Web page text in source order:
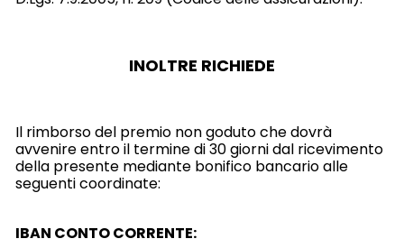
INOLTRE RICHIEDE
Il rimborso del premio non goduto che dovrà
avvenire entro il termine di 30 giorni dal ricevimento
della presente mediante bonifico bancario alle
seguenti coordinate:
IBAN CONTO CORRENTE: